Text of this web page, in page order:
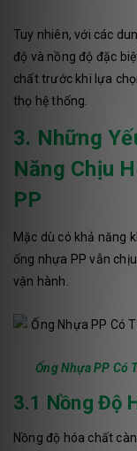
Tuy nhiên, với các
độ và nồng độ đặc
chất trước khi lựa
thọ hệ thống.
3. Những
Năng Chịu
PP
Mặc dù có khả năng
ống nhựa PP vẫn
vận hành.
Ống Nhựa PP Có
3.1 Nồng Độ
Nồng độ hóa chất